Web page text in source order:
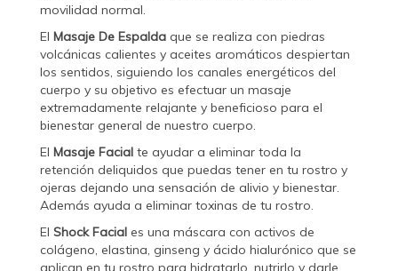
movilidad normal.
El Masaje De Espalda que se realiza con piedras
volcánicas calientes y aceites aromáticos despiertan
los sentidos, siguiendo los canales energéticos del
cuerpo y su objetivo es efectuar un masaje
extremadamente relajante y beneficioso para el
bienestar general de nuestro cuerpo.
El Masaje Facial te ayudar a eliminar toda la
retención deliquidos que puedas tener en tu rostro y
ojeras dejando una sensación de alivio y bienestar.
Además ayuda a eliminar toxinas de tu rostro.
El Shock Facial es una máscara con activos de
colágeno, elastina, ginseng y ácido hialurónico que se
aplican en tu rostro para hidratarlo, nutrirlo y darle